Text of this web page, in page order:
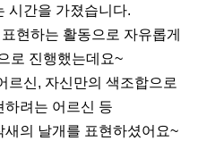
시간을 가졌습니다.
현하는 활동으로 자유롭게
로 진행했는데요~
르신, 자신만의 색조합으로
하려는 어르신 등
의 날개를 표현하셨어요~